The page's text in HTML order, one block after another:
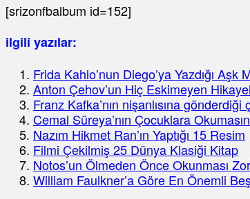
[srizonfbalbum id=152]
ilgili yazılar:
Frida Kahlo’nun Diego’ya Yazdığı Aşk
Anton Çehov’un Hiç Eskimeyen
Franz Kafka’nın nişanlısına
Cemal Süreya’nın Çocuklara
Nazım Hikmet Ran’ın Yaptığı 15 Resim
Filmi Çekilmiş 25 Dünya Klasiği Kitap
Notos’un Ölmeden Önce Okunması
William Faulkner’a Göre En Önemli